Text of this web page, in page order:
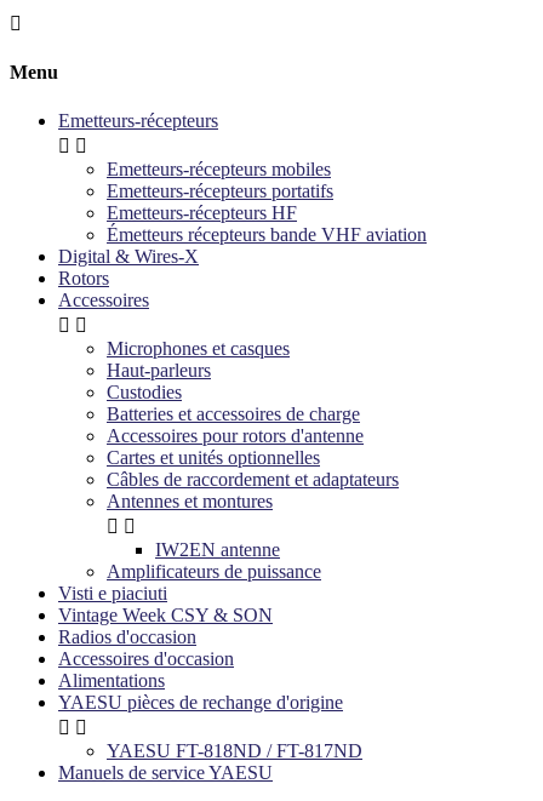

Menu
Emetteurs-récepteurs
 
Emetteurs-récepteurs mobiles
Emetteurs-récepteurs portatifs
Emetteurs-récepteurs HF
Émetteurs récepteurs bande VHF aviation
Digital & Wires-X
Rotors
Accessoires
 
Microphones et casques
Haut-parleurs
Custodies
Batteries et accessoires de charge
Accessoires pour rotors d'antenne
Cartes et unités optionnelles
Câbles de raccordement et adaptateurs
Antennes et montures
 
IW2EN antenne
Amplificateurs de puissance
Visti e piaciuti
Vintage Week CSY & SON
Radios d'occasion
Accessoires d'occasion
Alimentations
YAESU pièces de rechange d'origine
 
YAESU FT-818ND / FT-817ND
Manuels de service YAESU